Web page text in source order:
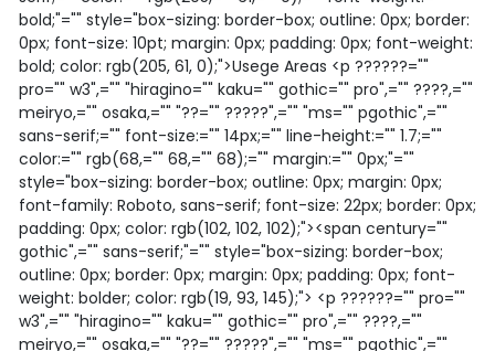
bold;"="" style="box-sizing: border-box; outline: 0px; border:
0px; font-size: 10pt; margin: 0px; padding: 0px; font-weight:
bold; color: rgb(205, 61, 0);">Usege Areas <p ??????=""
pro="" w3",="" "hiragino="" kaku="" gothic="" pro",="" ????,=""
meiryo,="" osaka,="" "??="" ?????",="" "ms="" pgothic",=""
sans-serif;="" font-size:="" 14px;="" line-height:="" 1.7;=""
color:="" rgb(68,="" 68,="" 68);="" margin:="" 0px;"=""
style="box-sizing: border-box; outline: 0px; margin: 0px;
font-family: Roboto, sans-serif; font-size: 22px; border: 0px;
padding: 0px; color: rgb(102, 102, 102);"><span century=""
gothic",="" sans-serif;"="" style="box-sizing: border-box;
outline: 0px; border: 0px; margin: 0px; padding: 0px; font-
weight: bolder; color: rgb(19, 93, 145);"> <p ??????="" pro=""
w3",="" "hiragino="" kaku="" gothic="" pro",="" ????,=""
meiryo,="" osaka,="" "??="" ?????",="" "ms="" pgothic",=""